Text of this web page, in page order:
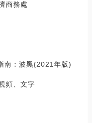
商務處
南：波黑(2021年版)
頻、文字